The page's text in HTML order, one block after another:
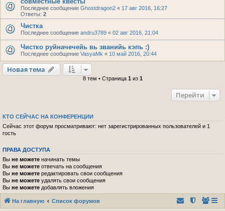
Последнее сообщение Ghostdragon2 « 17 авг 2016, 16:27
Ответы: 2
Чистка
Последнее сообщение andru3789 « 02 авг 2016, 21:04
Чистко руйначечейь вь званийь кэпь :)
Последнее сообщение VasyaMk « 10 май 2016, 20:44
Новая тема
8 тем • Страница 1из 1
Перейти
КТО СЕЙЧАС НА КОНФЕРЕНЦИИ
Сейчас этот форум просматривают: нет зарегистрированных пользователей и 1
гость
ПРАВА ДОСТУПА
Вы не можете начинать темы
Вы не можете отвечать на сообщения
Вы не можете редактировать свои сообщения
Вы не можете удалять свои сообщения
Вы не можете добавлять вложения
На главную Список форумов